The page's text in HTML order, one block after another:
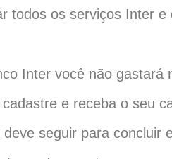
todos os serviços Inter
Inter você não
e receba o seu
seguir para concluir